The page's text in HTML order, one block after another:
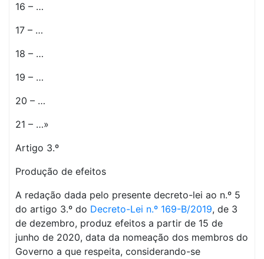
16 – …
17 – …
18 – …
19 – …
20 – …
21 – …»
Artigo 3.º
Produção de efeitos
A redação dada pelo presente decreto-lei ao n.º 5
do artigo 3.º do Decreto-Lei n.º 169-B/2019, de 3
de dezembro, produz efeitos a partir de 15 de
junho de 2020, data da nomeação dos membros do
Governo a que respeita, considerando-se